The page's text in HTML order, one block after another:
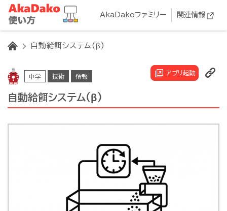
AkaDakoファミリー 関連情報
HOME
自動給餌システム(β)
中学 技術 情報
自動給餌システム(β)
アプリ起動